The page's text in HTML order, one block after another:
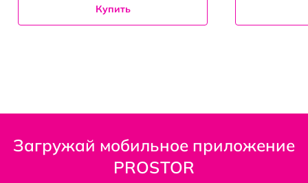
Купить
Загружай мобильное приложение
PROSTOR